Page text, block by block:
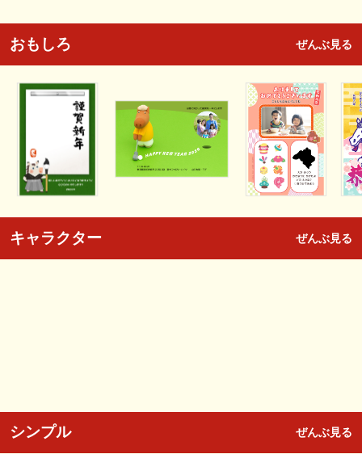
おもしろ ぜんぶ見る
キャラクター ぜんぶ見る
シンプル ぜんぶ見る